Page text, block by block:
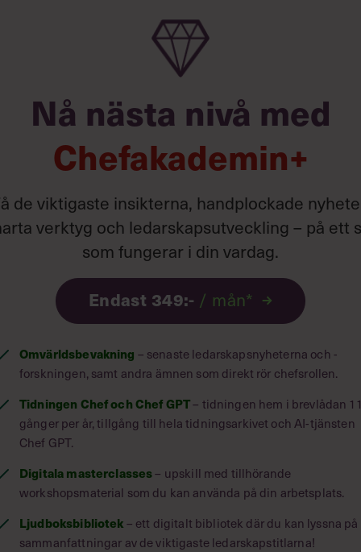
historia från 1915, och några
Första världskriget rasade,
passagerarflottor från att segla till
som verkade obegripliga, att
gjorde fartyget till ett enkelt mål för
– något som kostade över tusen
uppenbart och i onödan utsatte
agenda som inte har framgått? Fick
och analyser har inte gett
Nå nästa nivå med
Chefakademin+
de viktigaste insikterna, handplockade
verktyg och ledarskapsutveckling – på ett
som fungerar i din vardag.
Endast 349:- / mån*
Omvärldsbevakning – senaste ledarskapsnyheterna och -
forskningen, samt andra ämnen som direkt rör chefsrollen.
Tidningen Chef och Chef GPT– tidningen hem i brevlådan
gånger per år, tillgång till hela tidningsarkivet och AI-tjänsten
Chef GPT.
Digitala masterclasses– upskill med tillhörande
workshopsmaterial som du kan använda på din arbetsplats.
Ljudboksbibliotek – ett digitalt bibliotek där du kan lyssna på
sammanfattningar av de viktigaste ledarskapstitlarna!